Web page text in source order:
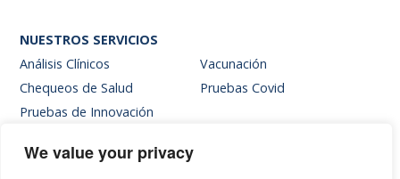
We value your privacy
NUESTROS SERVICIOS
Análisis Clínicos
Chequeos de Salud
Pruebas de Innovación
Vacunación
Pruebas Covid